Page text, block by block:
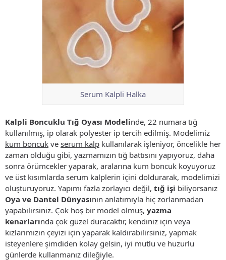
Serum Kalpli Halka
Kalpli Boncuklu Tığ Oyası Modelinde, 22 numara tığ
kullanılmış, ip olarak polyester ip tercih edilmiş. Modelimiz
kum boncuk ve serum kalp kullanılarak işleniyor, öncelikle her
zaman olduğu gibi, yazmamızın tığ battısını yapıyoruz, daha
sonra örümcekler yaparak, aralarına kum boncuk koyuyoruz
ve üst kısımlarda serum kalplerin içini doldurarak, modelimizi
oluşturuyoruz. Yapımı fazla zorlayıcı değil, tığ işi biliyorsanız
Oya ve Dantel Dünyasının anlatımıyla hiç zorlanmadan
yapabilirsiniz. Çok hoş bir model olmuş, yazma
kenarlarında çok güzel duracaktır, kendiniz için veya
kızlarımızın çeyizi için yaparak kaldırabilirsiniz, yapmak
isteyenlere şimdiden kolay gelsin, iyi mutlu ve huzurlu
günlerde kullanmanız dileğiyle.